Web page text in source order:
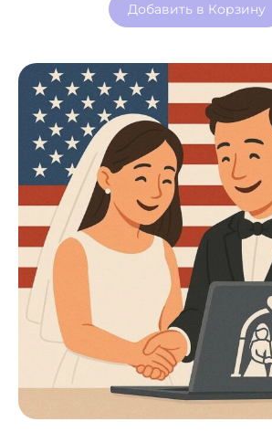
Добавить в Корзину